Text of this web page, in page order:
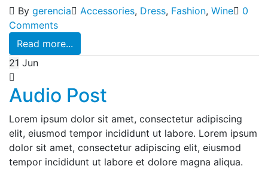
By gerencia Accessories, Dress, Fashion, Wine
0
Comments
Read more...
21 Jun
Audio Post
Lorem ipsum dolor sit amet, consectetur adipiscing
elit, eiusmod tempor incididunt ut labore. Lorem ipsum
dolor sit amet, consectetur adipiscing elit, eiusmod
tempor incididunt ut labore et dolore magna aliqua.